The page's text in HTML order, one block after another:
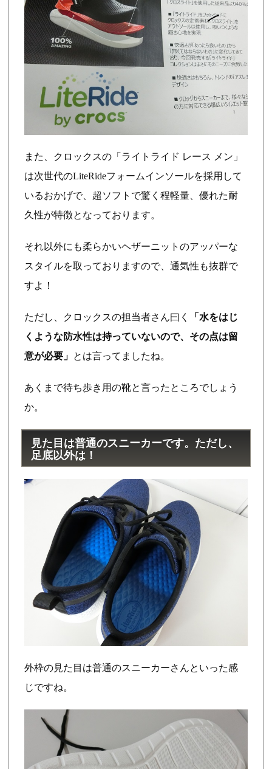
また、クロックスの「ライトライド レース メン」
は次世代のLiteRideフォームインソールを採用して
いるおかげで、超ソフトで驚く程軽量、優れた耐
久性が特徴となっております。
それ以外にも柔らかいヘザーニットのアッパーな
スタイルを取っておりますので、通気性も抜群で
すよ！
ただし、クロックスの担当者さん曰く
「水をはじ
くような防水性は持っていないので、その点は留
意が必要」 とは言ってましたね。
あくまで待ち歩き用の靴と言ったところでしょう
か。
見た目は普通のスニーカーです。ただし、
足底以外は！
外枠の見た目は普通のスニーカーさんといった感
じですね。